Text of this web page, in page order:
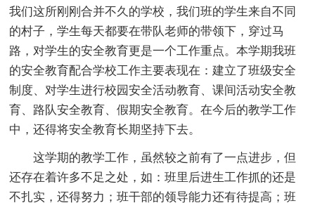
我们这所刚刚合并不久的学校，我们班的学生来自不同
的村子，学生每天都要在带队老师的带领下，穿过马
路，对学生的安全教育更是一个工作重点。本学期我班
的安全教育配合学校工作主要表现在：建立了班级安全
制度、对学生进行校园安全活动教育、课间活动安全教
育、路队安全教育、假期安全教育。在今后的教学工作
中，还得将安全教育长期坚持下去。
这学期的教学工作，虽然较之前有了一点进步，但
还存在着许多不足之处，如：班里后进生工作抓的还是
不扎实，还得努力；班干部的领导能力还有待提高；班